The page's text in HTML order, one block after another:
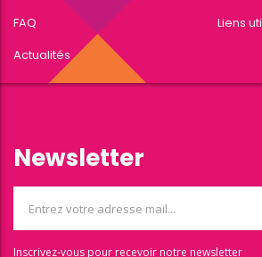
FAQ
Liens
Actualités
Newsletter
Inscrivez-vous pour recevoir notre newsletter